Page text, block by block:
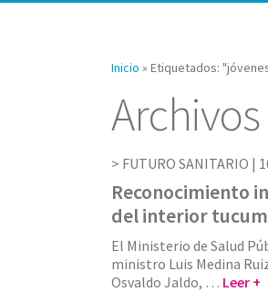
Inicio » Etiquetados:
Archivos
FUTURO SANITARIO |
Reconocimiento
del interior
El Ministerio de Salud
ministro Luis Medina
Osvaldo Jaldo, … Leer +